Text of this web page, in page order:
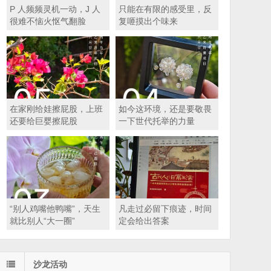
P 人频频灵机一动，J 人
很难不恼火怄气翻脸
只能在有限的感受里，反
复咂摸出个味来
在家刚给娃擦屁股，上班
还要给巨婴擦屁股
如今这环境，还是要敬畏
一下世代托举的力量
“别人鸡嘴他鸭嘴”，天生
就比别人“大一圈”
凡走过必留下痕迹，时间
定会给出答案
沙龙活动